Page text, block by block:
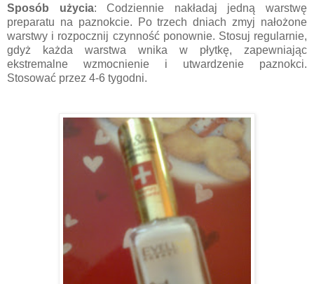
Sposób użycia: Codziennie nakładaj jedną warstwę
preparatu na paznokcie. Po trzech dniach zmyj nałożone
warstwy i rozpocznij czynność ponownie. Stosuj regularnie,
gdyż każda warstwa wnika w płytkę, zapewniając
ekstremalne wzmocnienie i utwardzenie paznokci.
Stosować przez 4-6 tygodni.